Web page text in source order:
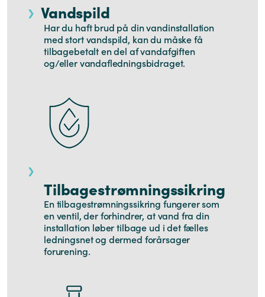
Vandspild
Har du haft brud på din vandinstallation
med stort vandspild, kan du måske få
tilbagebetalt en del af vandafgiften
og/eller vandafledningsbidraget.
Tilbagestrømningssikring
En tilbagestrømningssikring fungerer som
en ventil, der forhindrer, at vand fra din
installation løber tilbage ud i det fælles
ledningsnet og dermed forårsager
forurening.